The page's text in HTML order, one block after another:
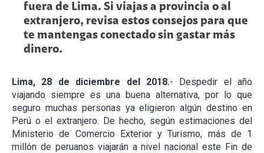
fuera de Lima. Si viajas a provincia o al
extranjero, revisa estos consejos para que
te mantengas conectado sin gastar más
dinero.
Lima, 28 de diciembre del 2018.- Despedir el año
viajando siempre es una buena alternativa, por lo que
seguro muchas personas ya eligieron algún destino en
Perú o el extranjero. De hecho, según estimaciones del
Ministerio de Comercio Exterior y Turismo, más de 1
millón de peruanos viajarán a nivel nacional este Fin de